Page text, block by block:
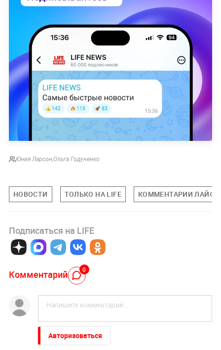
Юния Ларсон,Ольга Годуненко
НОВОСТИ ТОЛЬКО НА LIFE КОММЕНТАРИИ ЛАЙФУ
Подписаться на LIFE
Комментарий 0
Авторизоваться